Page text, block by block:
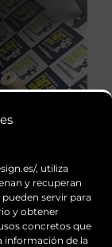
, utiliza
y recuperan
servir para
y obtener
concretos que
información de la
de